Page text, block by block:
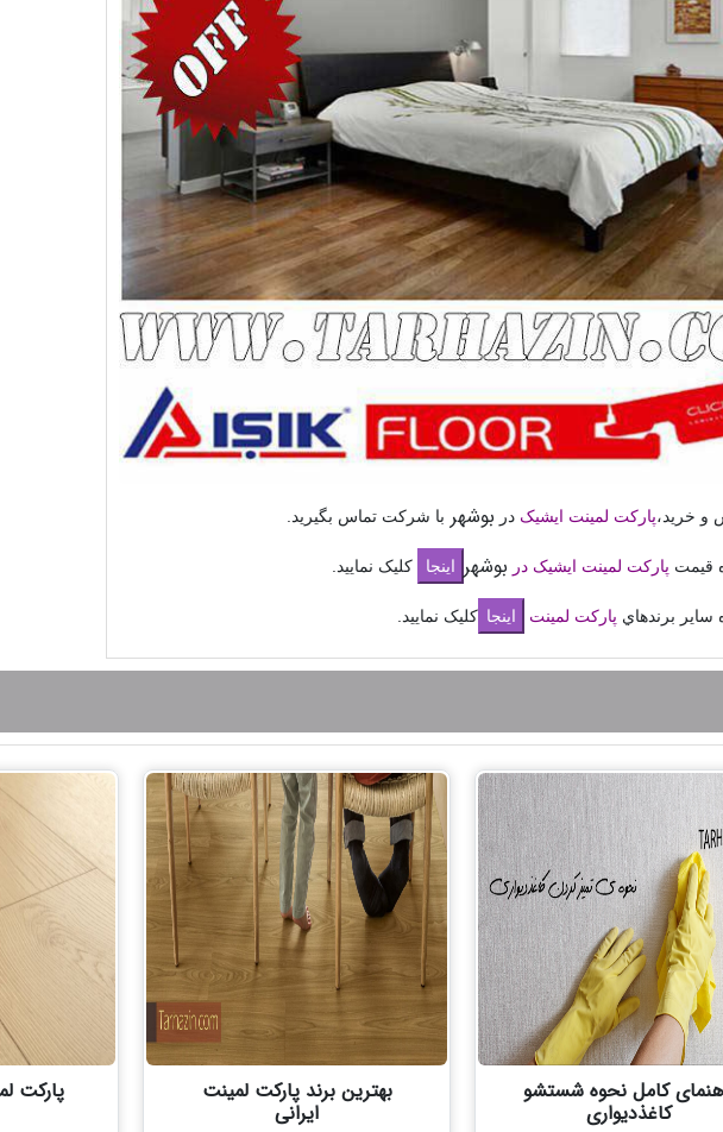
خريد،پارکت لمینت ایشیک در بوشهر با شرکت تماس بگيريد.
قيمت پارکت لمينت ایشیک در بوشهر کليک نماييد.
ساير برندهاي پارکت لمينت کليک نماييد.
کامل نحوه شستشو
کاغذدیواری
بهترین برند پارکت لمینت
ایرانی